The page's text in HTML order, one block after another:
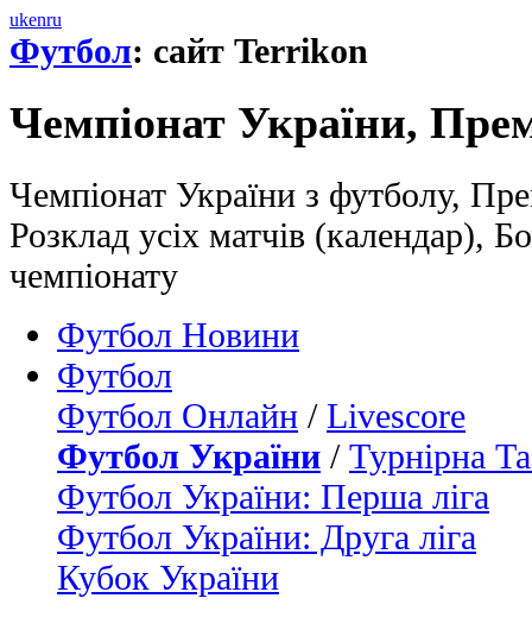
ukenru
Футбол: сайт Terrikon
Чемпіонат України,
Чемпіонат України з футболу,
Розклад усіх матчів (календар),
чемпіонату
Футбол Новини
Футбол
Футбол Онлайн / Livescore
Футбол України / Турнірна
Футбол України: Перша ліга
Футбол України: Друга ліга
Кубок України